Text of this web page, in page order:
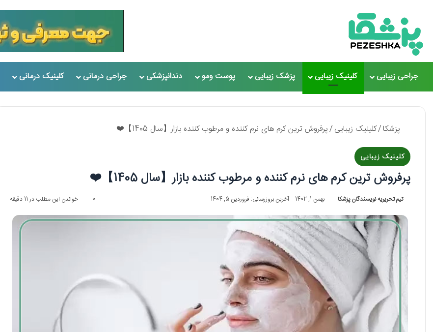
جراحی زیبایی کلینیک زیبایی پزشک زیبایی پوست ومو دندانپزشکی جراحی درمانی کلینیک درمانی
پزشکا/کلینیک زیبایی/پرفروش ترین کرم های نرم کننده و مرطوب کننده بازار【سال 1405】❤️
کلینیک زیبایی
پرفروش ترین کرم های نرم کننده و مرطوب کننده بازار【سال 1405】❤️
تیم تحریریه نویسندگان پزشکا بهمن 1, 1402 آخرین بروزرسانی: فروردین 5, 1404 0 خواندن این مطلب در 11 دقیقه